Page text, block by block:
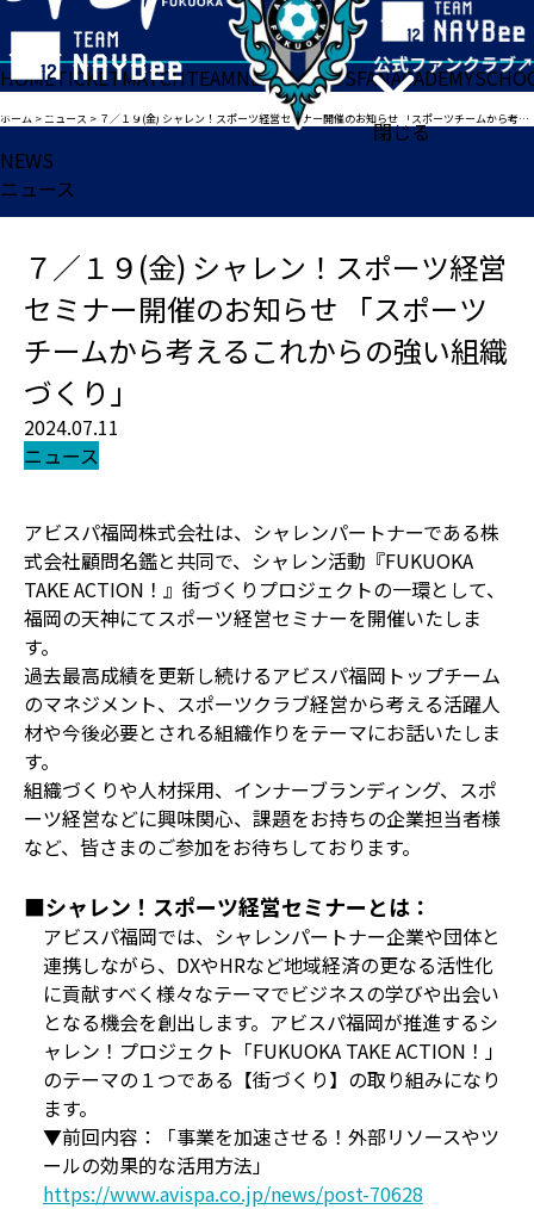
閉じる
HOMETICKETMATCHTEAMNEWSGOODSFANACADEMY
ホーム >ニュース > ７／１９(金) シャレン！スポーツ経営セミナー開催のお知らせ 「スポーツチームから考えるこれからの強い組織づくり」
NEWS
ニュース
７／１９(金) シャレン！スポーツ経営
セミナー開催のお知らせ 「スポーツ
チームから考えるこれからの強い組織
づくり」
2024.07.11
ニュース
アビスパ福岡株式会社は、シャレンパートナーである株
式会社顧問名鑑と共同で、シャレン活動『FUKUOKA
TAKE ACTION！』街づくりプロジェクトの一環として、
福岡の天神にてスポーツ経営セミナーを開催いたしま
す。
過去最高成績を更新し続けるアビスパ福岡トップチーム
のマネジメント、スポーツクラブ経営から考える活躍人
材や今後必要とされる組織作りをテーマにお話いたしま
す。
組織づくりや人材採用、インナーブランディング、スポ
ーツ経営などに興味関心、課題をお持ちの企業担当者様
など、皆さまのご参加をお待ちしております。
■シャレン！スポーツ経営セミナーとは：
アビスパ福岡では、シャレンパートナー企業や団体と
連携しながら、DXやHRなど地域経済の更なる活性化
に貢献すべく様々なテーマでビジネスの学びや出会い
となる機会を創出します。アビスパ福岡が推進するシ
ャレン！プロジェクト「FUKUOKA TAKE ACTION！」
のテーマの１つである【街づくり】の取り組みになり
ます。
▼前回内容：「事業を加速させる！外部リソースやツ
ールの効果的な活用方法」
https://www.avispa.co.jp/news/post-70628